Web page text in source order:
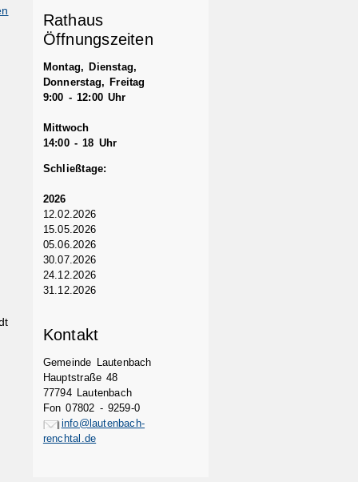
Rathaus
Öffnungszeiten
Montag, Dienstag,
Donnerstag, Freitag
9:00 - 12:00 Uhr
Mittwoch
14:00 - 18 Uhr
Schließtage:
2026
12.02.2026
15.05.2026
05.06.2026
30.07.2026
24.12.2026
31.12.2026
Kontakt
Gemeinde Lautenbach
Hauptstraße 48
77794 Lautenbach
Fon 07802 - 9259-0
info@lautenbach-
renchtal.de